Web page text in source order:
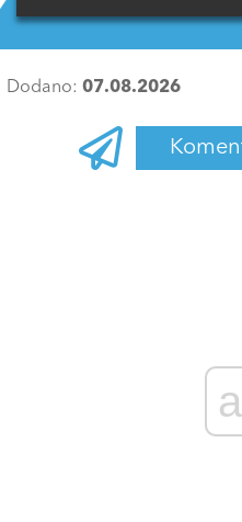
Dodano: 07.08.2026